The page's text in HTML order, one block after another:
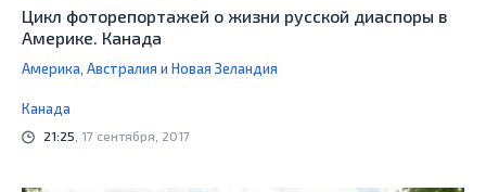
Цикл фоторепортажей о жизни русской диаспоры в
Америке. Канада
Америка, Австралия и Новая Зеландия
Канада
21:25 , 17 сентября, 2017